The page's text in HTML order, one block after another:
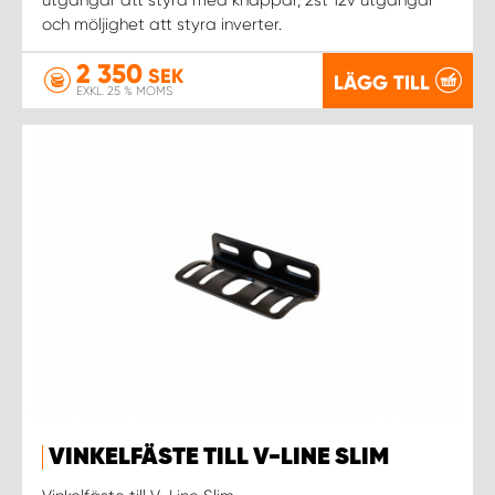
och möljighet att styra inverter.
2 350 SEK
EXKL. 25 % MOMS LÄGG TILL
VINKELFÄSTE TILL V-LINE SLIM